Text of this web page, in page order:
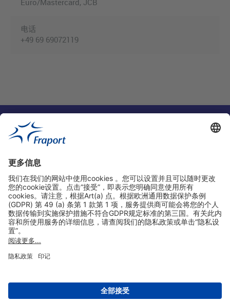
电话
+49 69 69072119
实用链接
购物&线上预定
关于我们
设置